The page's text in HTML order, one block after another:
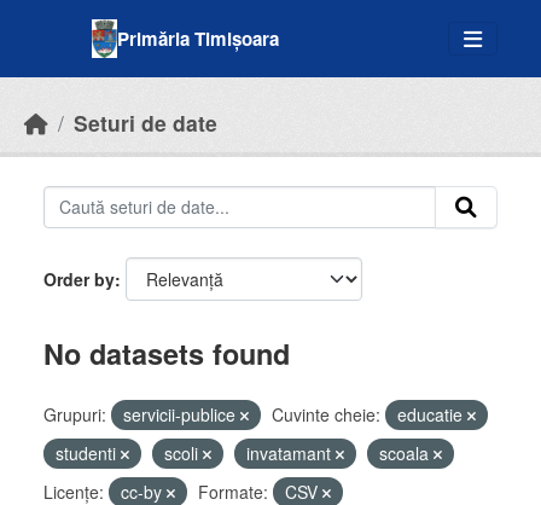
Primăria Timișoara
Seturi de date
Order by
No datasets found
Grupuri: servicii-publice Cuvinte cheie:
educatie
studenti
scoli invatamant
scoala
Licenţe:
cc-by Formate:
CSV